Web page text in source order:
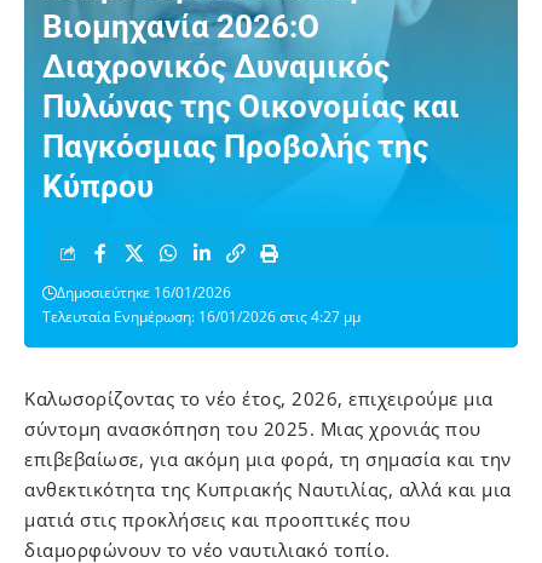
Βιομηχανία 2026:Ο
Διαχρονικός Δυναμικός
Πυλώνας της Οικονομίας και
Παγκόσμιας Προβολής της
Κύπρου
Τελευταία Ενημέρωση: 16/01/2026 στις 4:27 μμ
Δημοσιεύτηκε 16/01/2026
Καλωσορίζοντας το νέο έτος, 2026, επιχειρούμε μια
σύντομη ανασκόπηση του 2025. Μιας χρονιάς που
επιβεβαίωσε, για ακόμη μια φορά, τη σημασία και την
ανθεκτικότητα της Κυπριακής Ναυτιλίας, αλλά και μια
ματιά στις προκλήσεις και προοπτικές που
διαμορφώνουν το νέο ναυτιλιακό τοπίο.